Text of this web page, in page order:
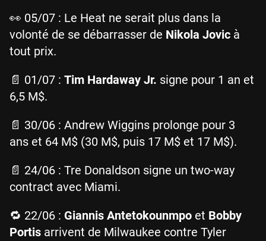
👀 05/07 : Le Heat ne serait plus dans la
volonté de se débarrasser de Nikola Jovic à
tout prix.
📄 01/07 : Tim Hardaway Jr. signe pour 1 an et
6,5 M$.
📄 30/06 : Andrew Wiggins prolonge pour 3
ans et 64 M$ (30 M$, puis 17 M$ et 17 M$).
📄 24/06 : Tre Donaldson signe un two-way
contract avec Miami.
🔁 22/06 : Giannis Antetokounmpo et Bobby
Portis arrivent de Milwaukee contre Tyler